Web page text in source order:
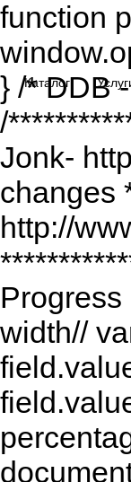
function
} /* DDB
/
Jonk-
changes
http://
width//
Каталог